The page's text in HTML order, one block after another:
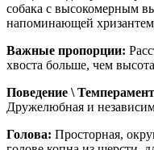
собака с высокомерным
напоминающей
Важные пропорции:
хвоста больше, чем
Поведение \
Дружелюбная и
Голова: Просторная,